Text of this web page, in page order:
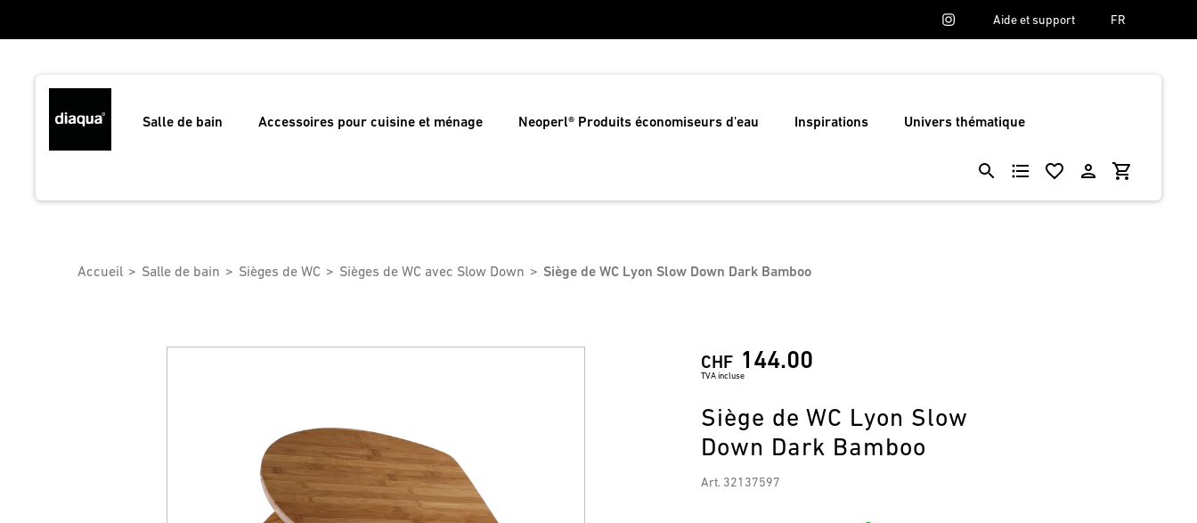
Aide et support FR
Salle de bain Accessoires pour cuisine et ménage Neoperl® Produits économiseurs d'eau Inspirations Univers thématique
Accueil Salle de bain Sièges de WC Sièges de WC avec Slow Down Siège de WC Lyon Slow Down Dark Bamboo
CHF 144.00
TVA incluse
Siège de WC Lyon Slow
Down Dark Bamboo
Art. 32137597